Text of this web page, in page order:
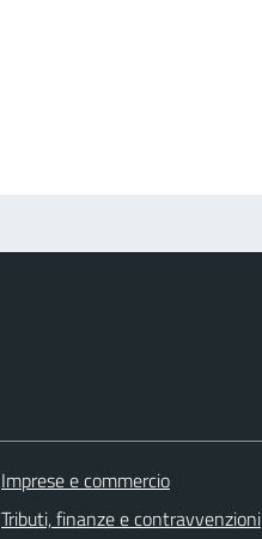
Imprese e commercio
Tributi, finanze e contravvenzioni